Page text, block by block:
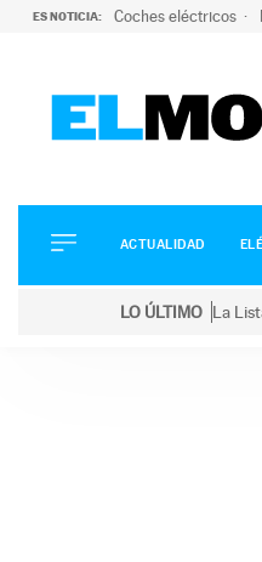
ES NOTICIA: Coches eléctricos
ELÉCTRICOS
CONDUCIR
ACTUALIDAD
LO ÚLTIMO La